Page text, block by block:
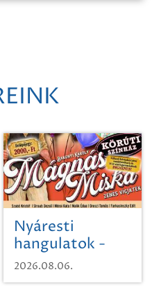
Nyáresti
hangulatok -
Mágnás Miska
2026.08.06.